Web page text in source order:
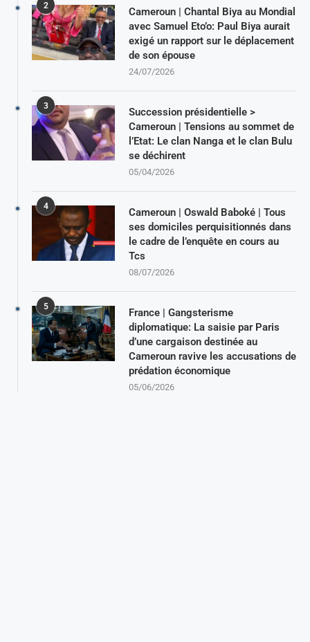
2
Cameroun | Chantal Biya au Mondial
avec Samuel Eto’o: Paul Biya aurait
exigé un rapport sur le déplacement
de son épouse
24/07/2026
3
Succession présidentielle >
Cameroun | Tensions au sommet de
l’Etat: Le clan Nanga et le clan Bulu
se déchirent
05/04/2026
4
Cameroun | Oswald Baboké | Tous
ses domiciles perquisitionnés dans
le cadre de l’enquête en cours au
Tcs
08/07/2026
5
France | Gangsterisme
diplomatique: La saisie par Paris
d’une cargaison destinée au
Cameroun ravive les accusations de
prédation économique
05/06/2026